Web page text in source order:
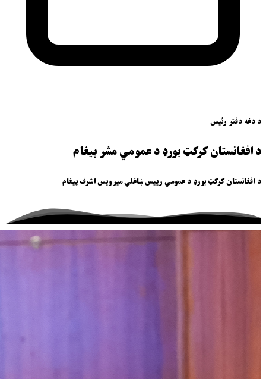
د دغه دفتر رئیس
د افغانستان کرکټ بورډ د عمومي مشر پیغام
د افغانستان کرکټ بورډ د عمومي رییس ښاغلي میرویس اشرف پیغام